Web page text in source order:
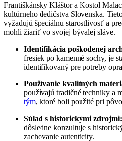
Františkánsky Kláštor a Kostol
kultúrneho dedičstva Slovenska.
vyžadujú špeciálnu starostlivosť a
mohli žiariť vo svojej bývalej sláve.
Identifikácia poškodenej
fresiek po kamenné sochy, je
identifikovaný pre potreby
Používanie kvalitných
používajú tradičné techniky a
tým, ktoré boli použité pri
Súlad s historickými zdrojmi:
dôsledne konzultuje s
zachovanie autenticity.